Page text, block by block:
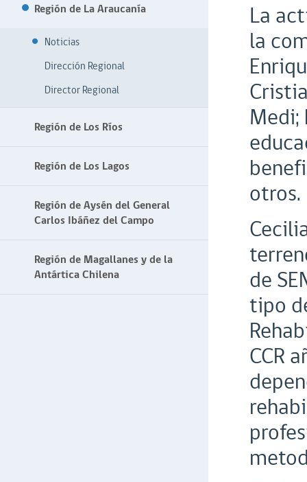
Región de La Araucanía
Noticias
Dirección Regional
Director Regional
Región de Los Ríos
Región de Los Lagos
Región de Aysén del General
Carlos Ibáñez del Campo
Región de Magallanes y de la
Antártica Chilena
La
la
Medi;
otros.
de
tipo
CCR